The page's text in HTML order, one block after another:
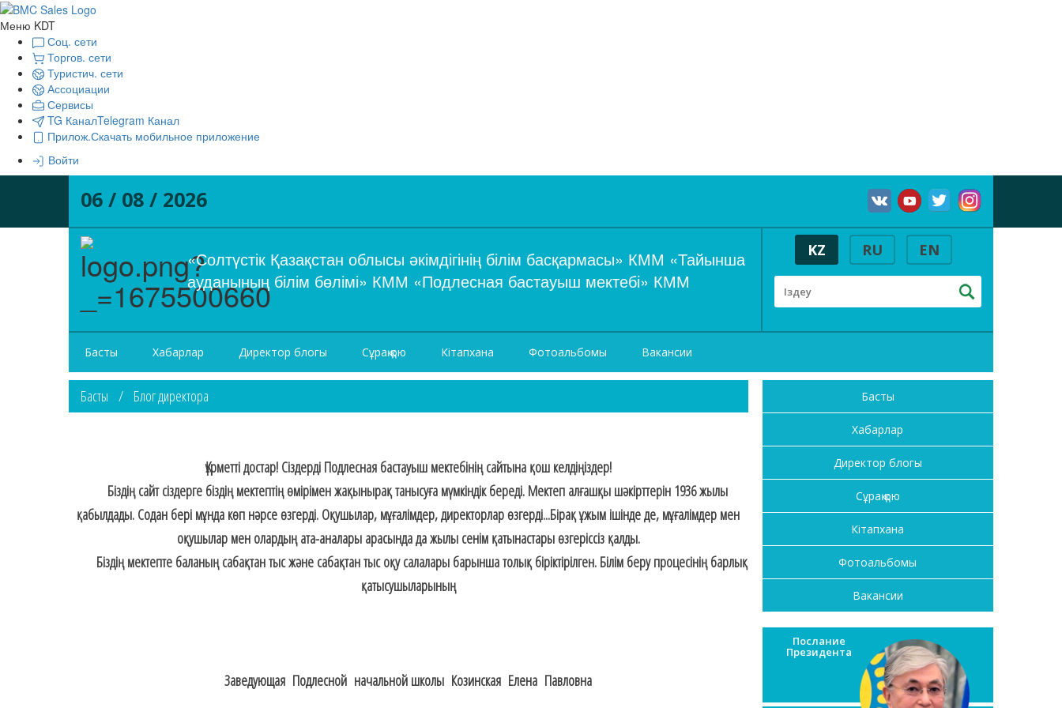
Меню KDT
Соц. сети
Торгов. сети
Туристич. сети
Ассоциации
Сервисы
TG КаналTelegram Канал
Прилож.Скачать мобильное приложение
Войти
06 / 08 / 2026
«Солтүстік Қазақстан облысы әкімдігінің білім басқармасы» КММ «Тайынша
ауданының білім бөлімі» КММ «Подлесная бастауыш мектебі» КММ
KZ RU EN
Басты Хабарлар Директор блогы Сұрақ қою Кітапхана Фотоальбомы Вакансии
Басты Блог директора
Құрметті достар! Сіздерді Подлесная бастауыш мектебінің сайтына қош келдіңіздер!
Біздің сайт сіздерге біздің мектептің өмірімен жақынырақ танысуға мүмкіндік береді. Мектеп алғашқы шәкірттерін 1936 жылы
қабылдады. Содан бері мұнда көп нәрсе өзгерді. Оқушылар, мұғалімдер, директорлар өзгерді...Бірақ ұжым ішінде де, мұғалімдер мен
оқушылар мен олардың ата-аналары арасында да жылы сенім қатынастары өзгеріссіз қалды.
Біздің мектепте баланың сабақтан тыс және сабақтан тыс оқу салалары барынша толық біріктірілген. Білім беру процесінің барлық
қатысушыларының
Заведующая Подлесной начальной школы Козинская Елена Павловна
Басты
Хабарлар
Директор блогы
Сұрақ қою
Кітапхана
Фотоальбомы
Вакансии
Послание
Президента